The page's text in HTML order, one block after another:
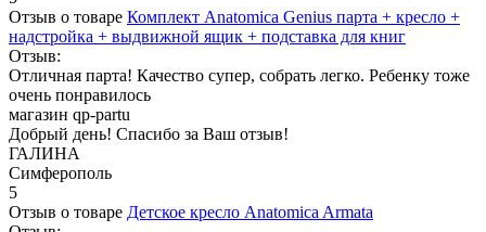
Отзыв о товаре Комплект Anatomica Genius парта + кресло +
надстройка + выдвижной ящик + подставка для книг
Отзыв:
Отличная парта! Качество супер, собрать легко. Ребенку тоже
очень понравилось
магазин qp-partu
Добрый день! Спасибо за Ваш отзыв!
ГАЛИНА
Симферополь
5
Отзыв о товаре Детское кресло Anatomica Armata